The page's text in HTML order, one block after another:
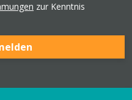
zur Kenntnis